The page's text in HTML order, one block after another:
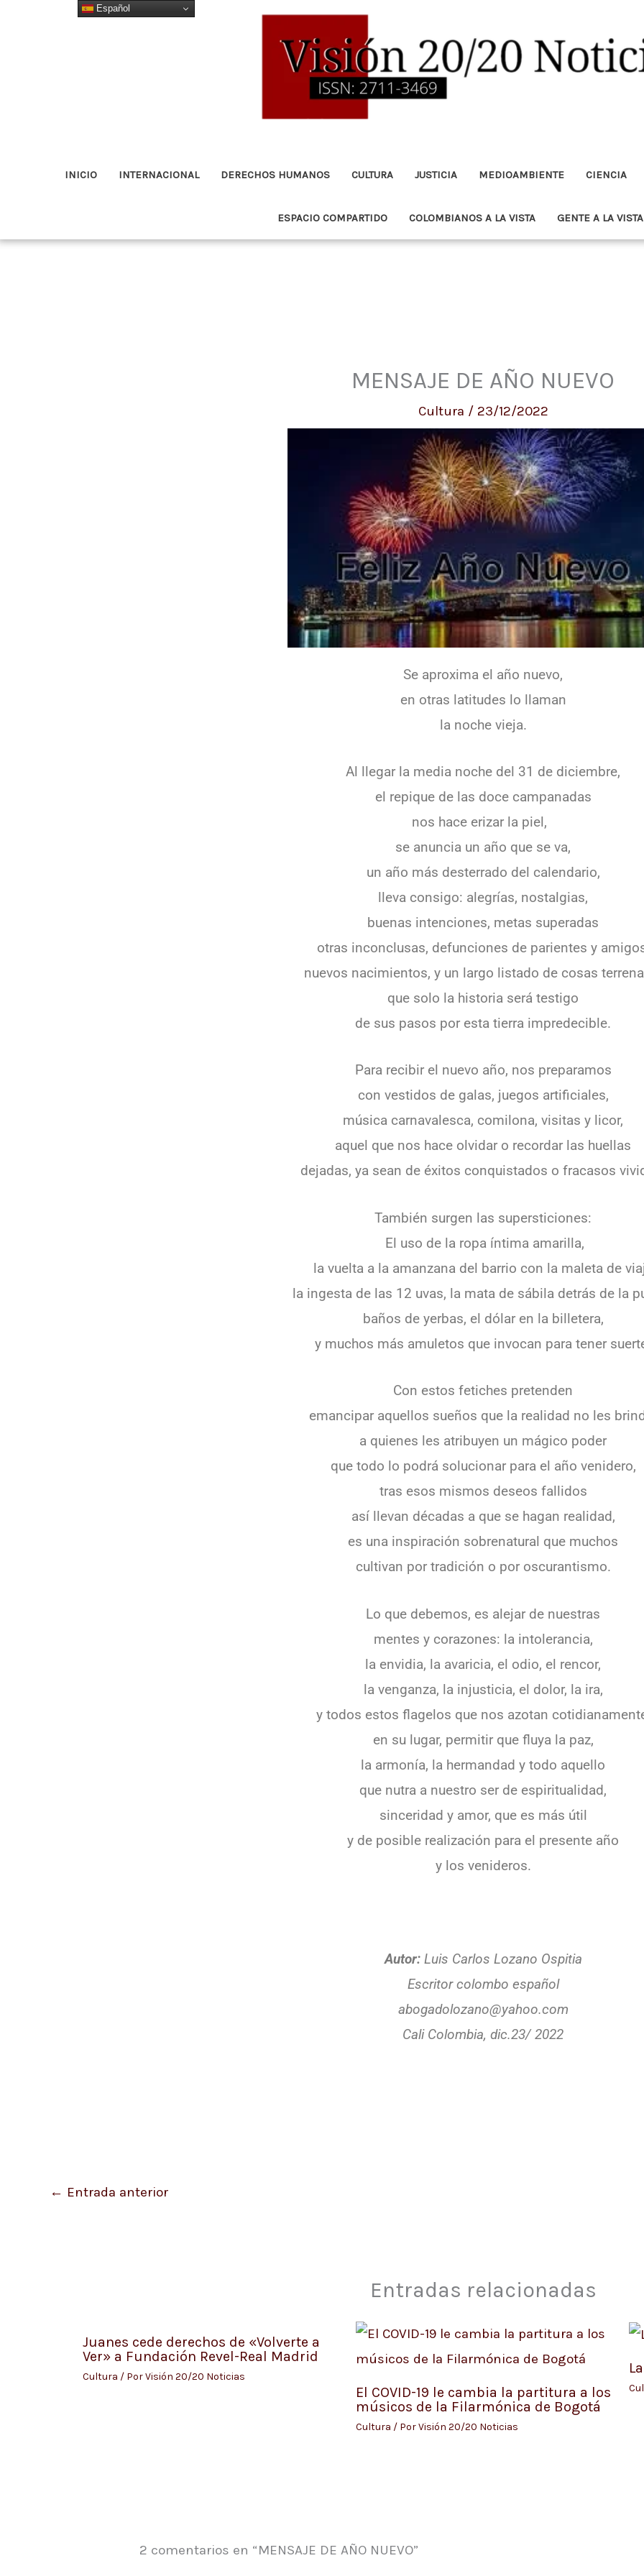
INICIO INTERNACIONAL DERECHOS HUMANOS CULTURA JUSTICIA MEDIOAMBIENTE CIENCIA
ESPACIO COMPARTIDO COLOMBIANOS A LA VISTA GENTE A LA VISTA
MENSAJE DE AÑO NUEVO
Cultura / 23/12/2022
Se aproxima el año nuevo,
en otras latitudes lo llaman
la noche vieja.
Al llegar la media noche del 31 de diciembre,
el repique de las doce campanadas
nos hace erizar la piel,
se anuncia un año que se va,
un año más desterrado del calendario,
lleva consigo: alegrías, nostalgias,
buenas intenciones, metas superadas
otras inconclusas, defunciones de parientes y
nuevos nacimientos, y un largo listado de cosas
que solo la historia será testigo
de sus pasos por esta tierra impredecible.
Para recibir el nuevo año, nos preparamos
con vestidos de galas, juegos artificiales,
música carnavalesca, comilona, visitas y licor,
aquel que nos hace olvidar o recordar las huellas
dejadas, ya sean de éxitos conquistados o fracasos
También surgen las supersticiones:
El uso de la ropa íntima amarilla,
la vuelta a la amanzana del barrio con la maleta de
la ingesta de las 12 uvas, la mata de sábila detrás de la
baños de yerbas, el dólar en la billetera,
y muchos más amuletos que invocan para tener
Con estos fetiches pretenden
emancipar aquellos sueños que la realidad no les
a quienes les atribuyen un mágico poder
que todo lo podrá solucionar para el año venidero,
tras esos mismos deseos fallidos
así llevan décadas a que se hagan realidad,
es una inspiración sobrenatural que muchos
cultivan por tradición o por oscurantismo.
Lo que debemos, es alejar de nuestras
mentes y corazones: la intolerancia,
la envidia, la avaricia, el odio, el rencor,
la venganza, la injusticia, el dolor, la ira,
y todos estos flagelos que nos azotan
en su lugar, permitir que fluya la paz,
la armonía, la hermandad y todo aquello
que nutra a nuestro ser de espiritualidad,
sinceridad y amor, que es más útil
y de posible realización para el presente año
y los venideros.
Autor:Luis Carlos Lozano Ospitia
Escritor colombo español
abogadolozano@yahoo.com
Cali Colombia, dic.23/ 2022
← Entrada anterior
Entradas relacionadas
Juanes cede derechos de «Volverte a
Ver» a Fundación Revel-Real Madrid
Cultura / PorVisión 20/20 Noticias
El COVID-19 le cambia la partitura a los
músicos de la Filarmónica de Bogotá
Cultura / PorVisión 20/20 Noticias
2 comentarios en “MENSAJE DE AÑO NUEVO”
Español